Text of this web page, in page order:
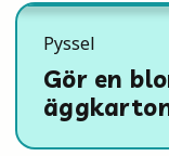
Gör en
Pyssel